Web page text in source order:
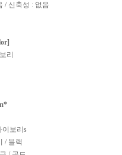
/ 신축성 : 없음
리
이보리s
/ 블랙